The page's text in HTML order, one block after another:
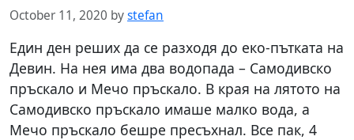
October 11, 2020 bystefan
Един ден реших да се разходя до еко-пътката на
Девин. На нея има два водопада – Самодивско
пръскало и Мечо пръскало. В края на лятото на
Самодивско пръскало имаше малко вода, а
Мечо пръскало бешре пресъхнал. Все пак, 4